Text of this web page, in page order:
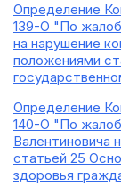
Определение
139-О "По
на нарушение
положениями
Определение
140-О "По
Валентиновича
статьей 25
здоровья